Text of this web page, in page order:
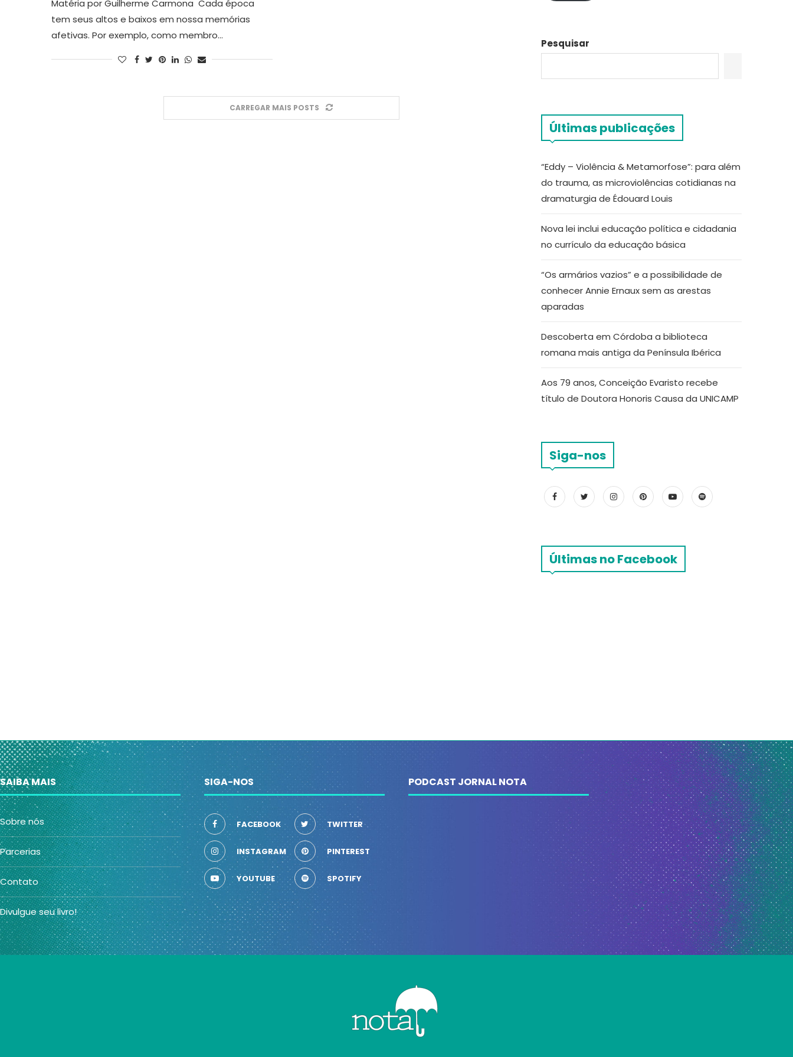
Matéria por Guilherme Carmona Cada época
tem seus altos e baixos em nossa memórias
afetivas. Por exemplo, como membro…
CARREGAR MAIS POSTS
Pesquisar
Últimas publicações
“Eddy – Violência & Metamorfose”: para além
do trauma, as microviolências cotidianas na
dramaturgia de Édouard Louis
Nova lei inclui educação política e cidadania
no currículo da educação básica
“Os armários vazios” e a possibilidade de
conhecer Annie Ernaux sem as arestas
aparadas
Descoberta em Córdoba a biblioteca
romana mais antiga da Península Ibérica
Aos 79 anos, Conceição Evaristo recebe
título de Doutora Honoris Causa da UNICAMP
Siga-nos
Últimas no Facebook
SAIBA MAIS
Sobre nós
Parcerias
Contato
Divulgue seu livro!
SIGA-NOS
FACEBOOK TWITTER
INSTAGRAM PINTEREST
YOUTUBE SPOTIFY
PODCAST JORNAL NOTA